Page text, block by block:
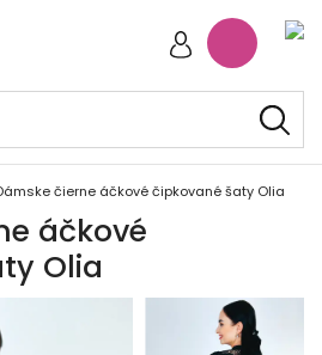
čierne áčkové čipkované šaty Olia
áčkové
Olia